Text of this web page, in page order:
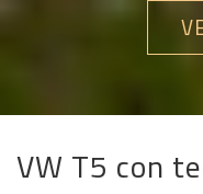
VW T5 con